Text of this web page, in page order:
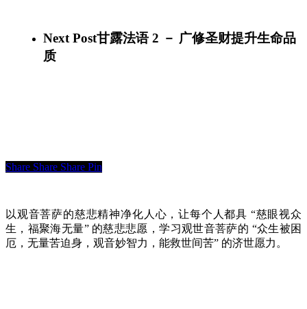
Next Post甘露法语 2 － 广修圣财提升生命品
质
Share Share Share Pin
以观音菩萨的慈悲精神净化人心，让每个人都具 “慈眼视众
生，福聚海无量” 的慈悲悲愿，学习观世音菩萨的 “众生被困
厄，无量苦迫身，观音妙智力，能救世间苦” 的济世愿力。